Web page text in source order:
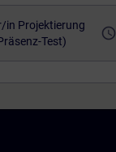
in Projektierung
Test)
access_time